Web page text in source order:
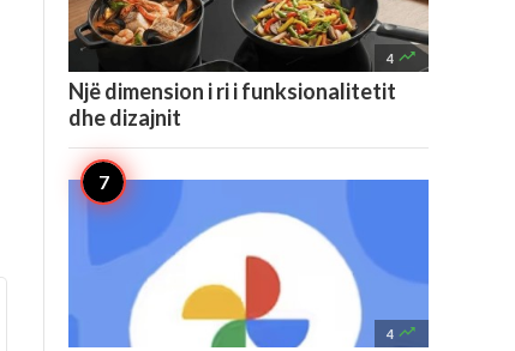
4 
Një dimension i ri i funksionalitetit
dhe dizajnit
4 